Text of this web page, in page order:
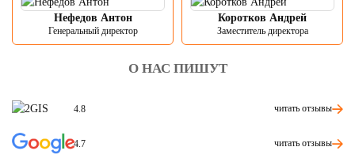
Нефедов Антон
Генеральный директор
Коротков Андрей
Заместитель директора
О НАС ПИШУТ
4.8 читать отзывы
4.7 читать отзывы